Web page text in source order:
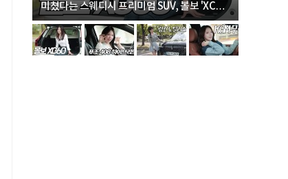
미쳤다는 스웨디시 프리미엄 SUV, 볼보 'XC60
B5 울트라'